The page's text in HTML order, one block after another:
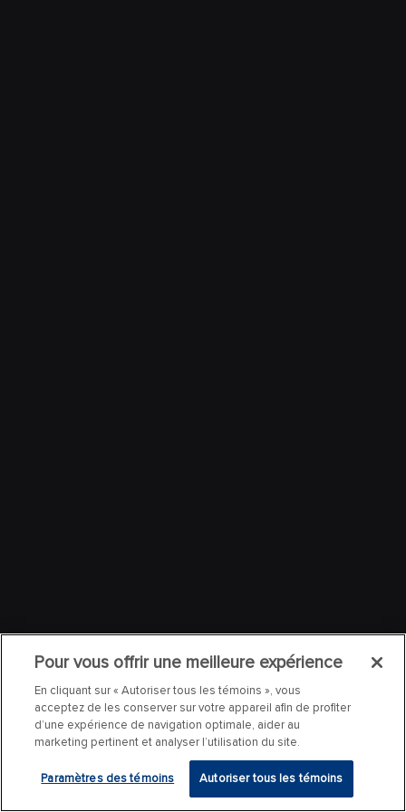
Pour vous offrir une meilleure expérience
En cliquant sur « Autoriser tous les témoins », vous
acceptez de les conserver sur votre appareil afin de profiter
d’une expérience de navigation optimale, aider au
marketing pertinent et analyser l’utilisation du site.
Paramètres des témoins Autoriser tous les témoins